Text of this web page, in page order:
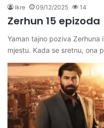
Ikre 09/12/2025 14
Zerhun 15 epizoda
Yaman tajno poziva Zerhuna
mjestu. Kada se sretnu, ona